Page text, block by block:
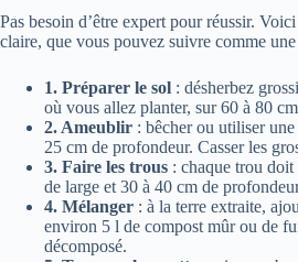
Pas besoin d’être expert pour réussir.
claire, que vous pouvez suivre comme une
1. Préparer le sol : désherbez
où vous allez planter, sur 60 à 80
2. Ameublir : bêcher ou utiliser
25 cm de profondeur. Casser les
3. Faire les trous : chaque trou
de large et 30 à 40 cm de
4. Mélanger : à la terre extraite,
environ 5 l de compost mûr ou de
décomposé.